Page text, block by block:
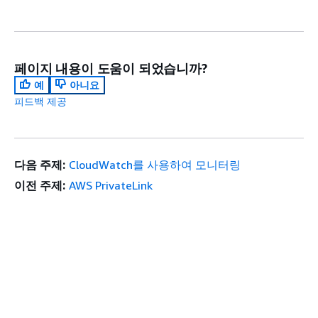
페이지 내용이 도움이 되었습니까?
예
아니요
피드백 제공
다음 주제: CloudWatch를 사용하여 모니터링
이전 주제: AWS PrivateLink